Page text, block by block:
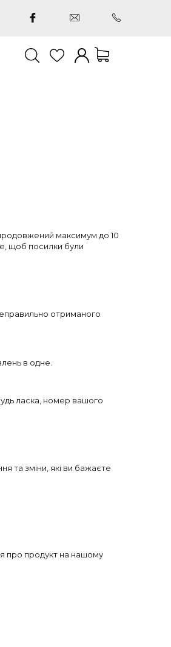
максимум до 10
щоб посилки були
отриманого
в одне.
ласка, номер вашого
та зміни, які ви бажаєте
про продукт на нашому